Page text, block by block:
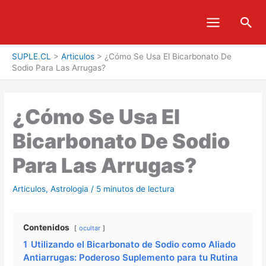
SUPLE.CL > Articulos > ¿Cómo Se Usa El Bicarbonato De
Sodio Para Las Arrugas?
¿Cómo Se Usa El
Bicarbonato De Sodio
Para Las Arrugas?
Articulos,Astrologia / 5 minutos de lectura
Contenidos ocultar
1 Utilizando el Bicarbonato de Sodio como Aliado
Antiarrugas: Poderoso Suplemento para tu Rutina